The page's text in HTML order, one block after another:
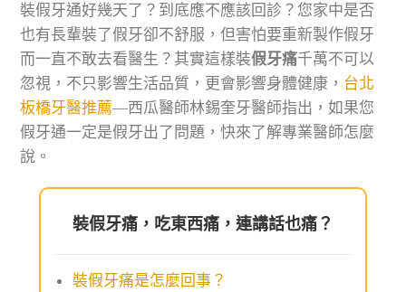
裝假牙通好幾天了？到底應不應該回診？您家中是否
也有長輩裝了假牙卻不舒服，但害怕要重新製作假牙
而一直不敢去看醫生？其實這樣裝假牙痛千萬不可以
忽視，不只影響生活品質，更會影響身體健康， 台北
板橋牙醫推薦—西瓜醫師林錫奎牙醫師指出，如果您
假牙通一定是假牙出了問題，快來了解專業醫師怎麼
說。
裝假牙痛，吃東西痛，連講話也痛？
裝假牙痛是怎麼回事？